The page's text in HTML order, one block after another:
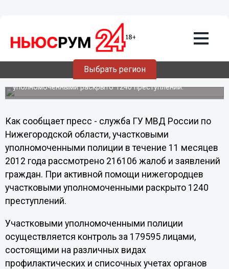
Выбрать регион
Подведены итоги работы
нижегородских участковых за 11
месяцев 2012 года
При активной помощи нижегородцев участковыми
уполномоченными раскрыто 1240 преступлений.
Как сообщает пресс - служба ГУ МВД России по
Нижегородской области, участковыми
уполномоченными полиции в течение 11 месяцев
2012 года рассмотрено 216106 жалоб и заявлений
граждан. При активной помощи нижегородцев
участковыми уполномоченными раскрыто 1240
преступлений.
Участковыми уполномоченными полиции
осуществляется контроль за 179595 лицами,
состоящими на различных видах
профилактических и списочных учетах органов